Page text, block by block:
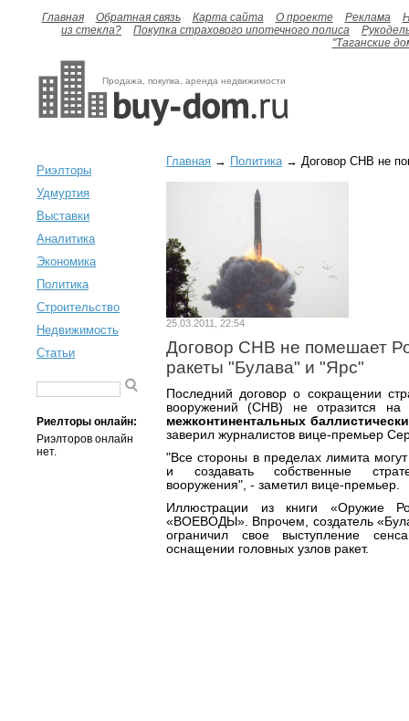
Главная Обратная связь Карта сайта О проекте Реклама
из стекла?
Покупка страхового ипотечного полиса
"Таганские
Продажа, покупка, аренда недвижимости
Риэлторы
Удмуртия
Выставки
Аналитика
Экономика
Политика
Строительство
Недвижимость
Статьи
Риелторы онлайн:
Риэлторов онлайн
нет.
Главная → Политика→ Договор СНВ не
25.03.2011, 22:54
Договор СНВ не помешает
ракеты "Булава" и "Ярс"
Последний договор о сокращении
вооружений (СНВ) не отразится
межконтинентальных
заверил журналистов вице-премьер
"Все стороны в пределах лимита
и создавать собственные
вооружения", - заметил вице-премьер.
Иллюстрации из книги «Оружие
«ВОЕВОДЫ». Впрочем, создатель
ограничил свое выступление
оснащении головных узлов ракет.